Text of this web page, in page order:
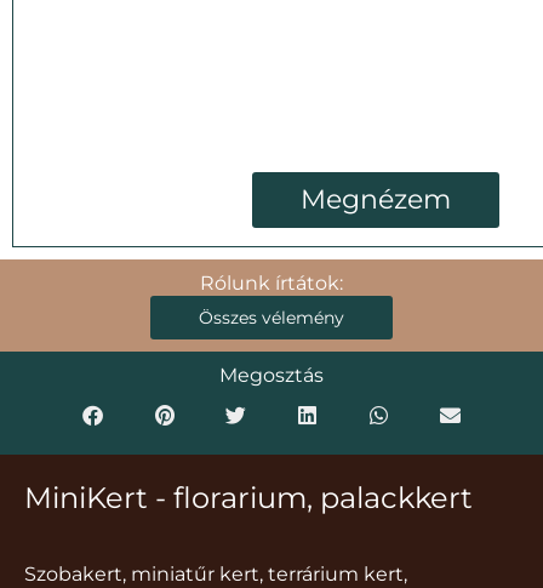
Megnézem
Rólunk írtátok:
Összes vélemény
Megosztás
MiniKert - florarium, palackkert
Szobakert, miniatűr kert, terrárium kert,